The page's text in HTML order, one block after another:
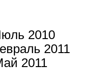
2010
2011
2011